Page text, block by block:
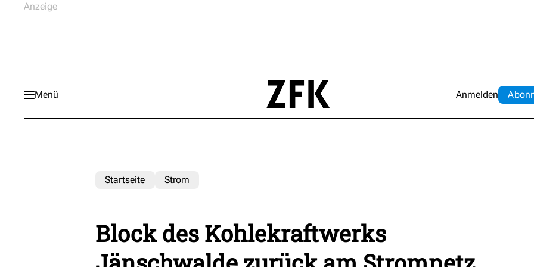
Menü Anmelden Abo
Startseite Strom
Block des Kohlekraftwerks